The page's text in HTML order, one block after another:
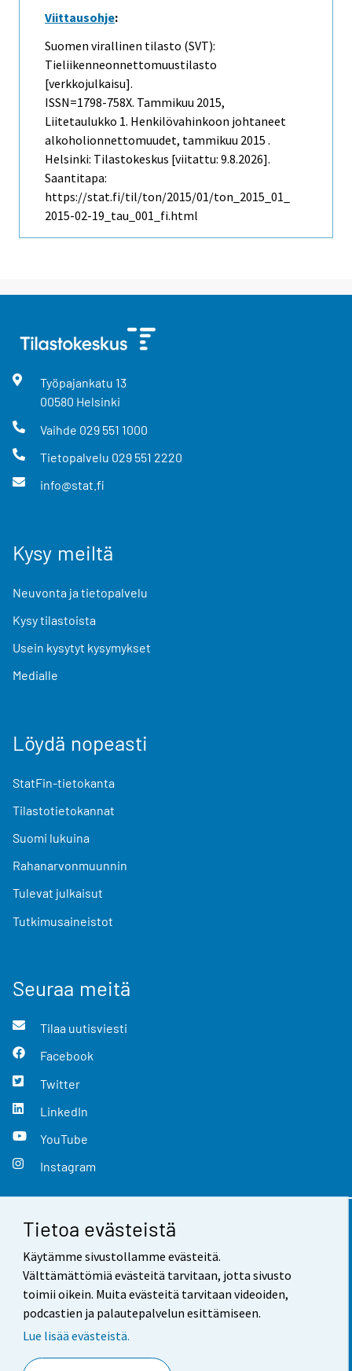
Tietoa evästeistä
Käytämme sivustollamme evästeitä.
Välttämättömiä evästeitä tarvitaan, jotta sivusto
toimii oikein. Muita evästeitä tarvitaan videoiden,
podcastien ja palautepalvelun esittämiseen.
Lue lisää evästeistä.
Viittausohje:
Suomen virallinen tilasto (SVT):
Tieliikenneonnettomuustilasto
[verkkojulkaisu].
ISSN=1798-758X. Tammikuu 2015,
Liitetaulukko 1. Henkilövahinkoon johtaneet
alkoholionnettomuudet, tammikuu 2015 .
Helsinki: Tilastokeskus [viitattu: 9.8.2026].
Saantitapa:
https://stat.fi/til/ton/2015/01/ton_2015_01_
2015-02-19_tau_001_fi.html
Työpajankatu 13
00580 Helsinki
Vaihde 029 551 1000
Tietopalvelu 029 551 2220
info@stat.fi
Kysy meiltä
Neuvonta ja tietopalvelu
Kysy tilastoista
Usein kysytyt kysymykset
Medialle
Löydä nopeasti
StatFin-tietokanta
Tilastotietokannat
Suomi lukuina
Rahanarvonmuunnin
Tulevat julkaisut
Tutkimusaineistot
Seuraa meitä
Tilaa uutisviesti
Facebook
Twitter
LinkedIn
YouTube
Instagram
Yhteystiedot
Palaute
Käyttöehdot
Saavutettavuus